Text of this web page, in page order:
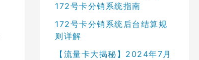
172号卡分销系统指南
172号卡分销系统后台结算规
则详解
【流量卡大揭秘】2024年7月